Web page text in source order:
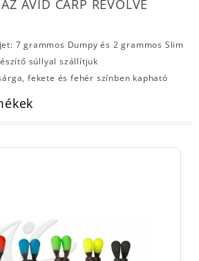
AVID CARP REVOLVE
7 grammos Dumpy és 2 grammos Slim
súllyal szállítjuk
fekete és fehér színben kapható